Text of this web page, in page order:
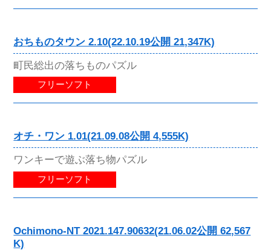
おちものタウン 2.10(22.10.19公開 21,347K)
町民総出の落ちものパズル
フリーソフト
オチ・ワン 1.01(21.09.08公開 4,555K)
ワンキーで遊ぶ落ち物パズル
フリーソフト
Ochimono-NT 2021.147.90632(21.06.02公開 62,567
K)